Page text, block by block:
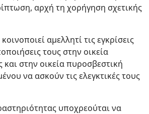
αρχή τη χορήγηση σχετικής
αμελλητί τις εγκρίσεις
τους στην οικεία
στην οικεία πυροσβεστική
να ασκούν τις ελεγκτικές τους
υποχρεούται να